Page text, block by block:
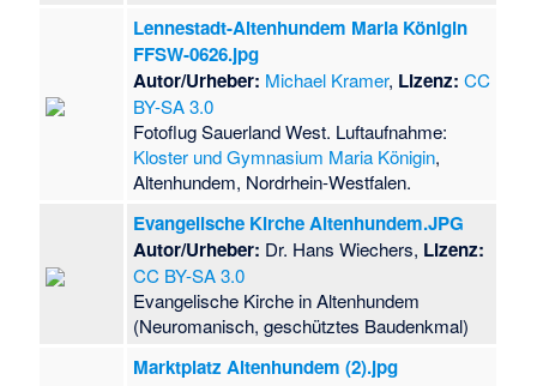
Lennestadt-Altenhundem Maria Königin
FFSW-0626.jpg
Autor/Urheber: Michael Kramer, Lizenz: CC
BY-SA 3.0
Fotoflug Sauerland West. Luftaufnahme:
Kloster und Gymnasium Maria Königin,
Altenhundem, Nordrhein-Westfalen.
Evangelische Kirche Altenhundem.JPG
Autor/Urheber: Dr. Hans Wiechers, Lizenz:
CC BY-SA 3.0
Evangelische Kirche in Altenhundem
(Neuromanisch, geschütztes Baudenkmal)
Marktplatz Altenhundem (2).jpg